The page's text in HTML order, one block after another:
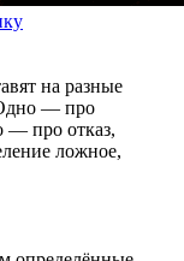
на разные
— про
— про отказ,
ложное,